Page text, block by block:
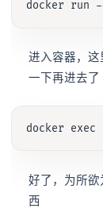
进入容器，
一下再进去了
好了，为所
西